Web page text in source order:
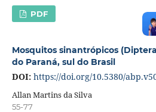
PDF
Mosquitos sinantrópicos
do Paraná, sul do Brasil
DOI: https://doi.org/10.5380/
Allan Martins da Silva
55-77